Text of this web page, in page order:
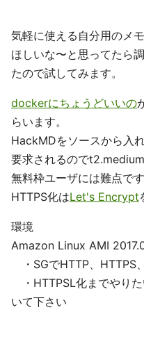
気軽に使える自分用のメ
ほしいな〜と思ってたら
たので試してみます。
dockerにちょうどいいの
らいます。
HackMDをソースから入
要求されるので
無料枠ユーザには難点です
HTTPS化はLet's Encrypt
環境
Amazon Linux AMI
・SGでHTTP、HTTPS
・HTTPSL化までやり
いて下さい